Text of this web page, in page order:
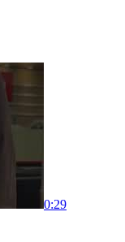
0:29